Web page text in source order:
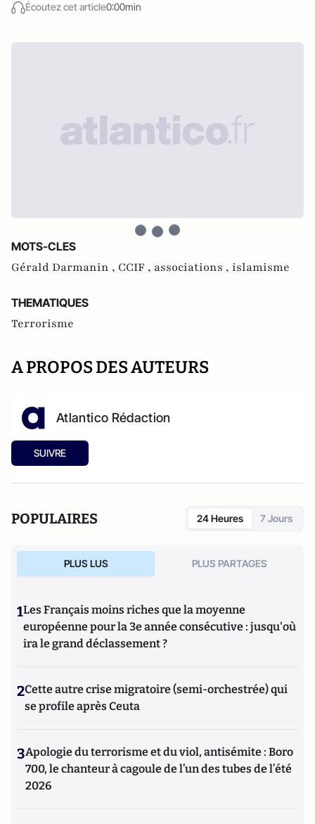
Écoutez cet article0:00min
MOTS-CLES
Gérald Darmanin , CCIF , associations , islamisme
THEMATIQUES
Terrorisme
A PROPOS DES AUTEURS
Atlantico Rédaction
SUIVRE
POPULAIRES 24 Heures 7 Jours
PLUS LUS PLUS PARTAGES
1Les Français moins riches que la moyenne
européenne pour la 3e année consécutive : jusqu'où
ira le grand déclassement ?
2Cette autre crise migratoire (semi-orchestrée) qui
se profile après Ceuta
3Apologie du terrorisme et du viol, antisémite : Boro
700, le chanteur à cagoule de l’un des tubes de l’été
2026